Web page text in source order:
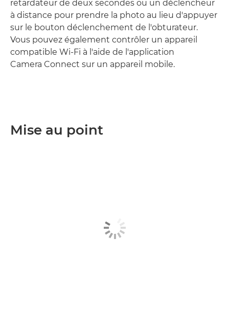
retardateur de deux secondes ou un déclencheur
à distance pour prendre la photo au lieu d'appuyer
sur le bouton déclenchement de l'obturateur.
Vous pouvez également contrôler un appareil
compatible Wi-Fi à l'aide de l'application
Camera Connect sur un appareil mobile.
Mise au point